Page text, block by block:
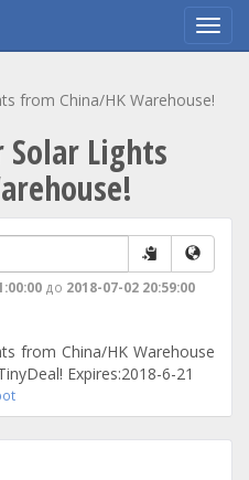
from China/HK Warehouse!
Solar Lights
до 2018-07-02 20:59:00
from China/HK Warehouse
Expires:2018-6-21